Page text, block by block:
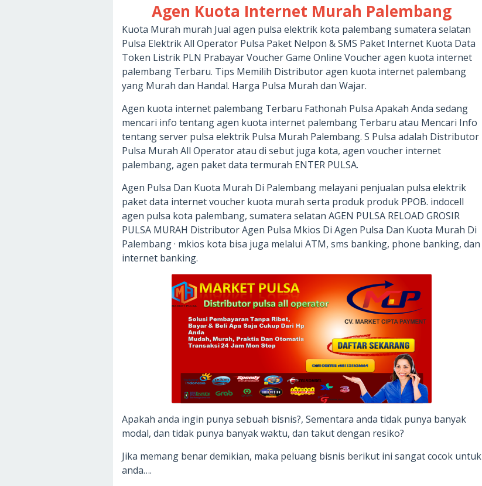
Agen Kuota Internet Murah Palembang
Kuota Murah murah Jual agen pulsa elektrik kota palembang sumatera selatan
Pulsa Elektrik All Operator Pulsa Paket Nelpon & SMS Paket Internet Kuota Data
Token Listrik PLN Prabayar Voucher Game Online Voucher agen kuota internet
palembang Terbaru. Tips Memilih Distributor agen kuota internet palembang
yang Murah dan Handal. Harga Pulsa Murah dan Wajar.
Agen kuota internet palembang Terbaru Fathonah Pulsa Apakah Anda sedang
mencari info tentang agen kuota internet palembang Terbaru atau Mencari Info
tentang server pulsa elektrik Pulsa Murah Palembang. S Pulsa adalah Distributor
Pulsa Murah All Operator atau di sebut juga kota, agen voucher internet
palembang, agen paket data termurah ENTER PULSA.
Agen Pulsa Dan Kuota Murah Di Palembang melayani penjualan pulsa elektrik
paket data internet voucher kuota murah serta produk produk PPOB. indocell
agen pulsa kota palembang, sumatera selatan AGEN PULSA RELOAD GROSIR
PULSA MURAH Distributor Agen Pulsa Mkios Di Agen Pulsa Dan Kuota Murah Di
Palembang · mkios kota bisa juga melalui ATM, sms banking, phone banking, dan
internet banking.
Apakah anda ingin punya sebuah bisnis?, Sementara anda tidak punya banyak
modal, dan tidak punya banyak waktu, dan takut dengan resiko?
Jika memang benar demikian, maka peluang bisnis berikut ini sangat cocok untuk
anda….